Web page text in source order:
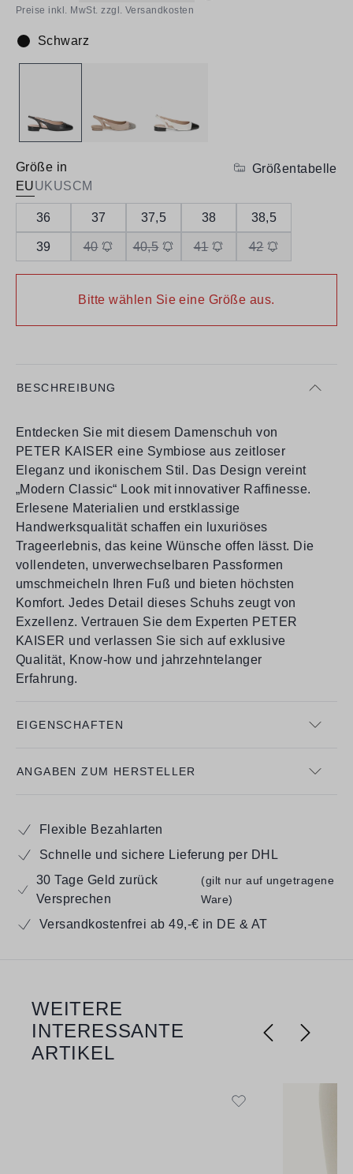
Preise inkl. MwSt. zzgl. Versandkosten
Farbe:
Schwarz
Größe in
EUUKUSCM
Größentabelle
36 37 37,5 38 38,5
39 40 40,5 41 42
Bitte wählen Sie eine Größe aus.
BESCHREIBUNG
Entdecken Sie mit diesem Damenschuh von
PETER KAISER eine Symbiose aus zeitloser
Eleganz und ikonischem Stil. Das Design vereint
„Modern Classic“ Look mit innovativer Raffinesse.
Erlesene Materialien und erstklassige
Handwerksqualität schaffen ein luxuriöses
Trageerlebnis, das keine Wünsche offen lässt. Die
vollendeten, unverwechselbaren Passformen
umschmeicheln Ihren Fuß und bieten höchsten
Komfort. Jedes Detail dieses Schuhs zeugt von
Exzellenz. Vertrauen Sie dem Experten PETER
KAISER und verlassen Sie sich auf exklusive
Qualität, Know-how und jahrzehntelanger
Erfahrung.
EIGENSCHAFTEN
ANGABEN ZUM HERSTELLER
Flexible Bezahlarten
Schnelle und sichere Lieferung per DHL
30 Tage Geld zurück
Versprechen
(gilt nur auf ungetragene
Ware)
Versandkostenfrei ab 49,-€ in DE & AT
Produktgalerie überspringen
WEITERE
INTERESSANTE
ARTIKEL